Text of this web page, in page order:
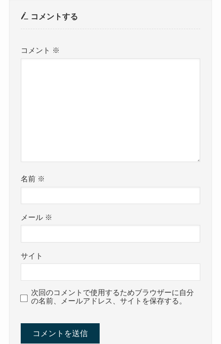
コメントする
コメント ※
名前 ※
メール ※
サイト
次回のコメントで使用するためブラウザーに自分
の名前、メールアドレス、サイトを保存する。